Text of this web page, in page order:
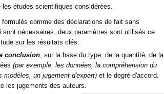
études scientifiques considérées.
comme des déclarations de fait sans
nécessaires, deux paramètres sont utilisés ce
sur les résultats clés:
conclusion, sur la base du type, de la quantité, de la
(par exemple, les données, la compréhension du
un jugement d'expert) et le degré d'accord.
les jugements des auteurs.